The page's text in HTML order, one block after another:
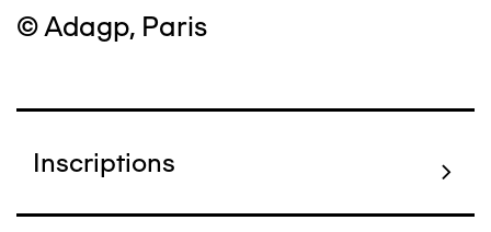
© Adagp, Paris
Inscriptions